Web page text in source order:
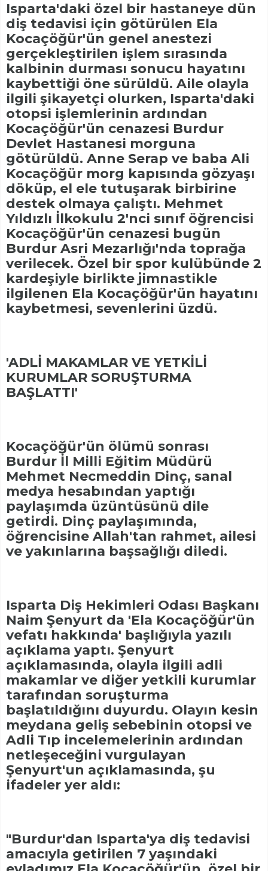
Isparta'daki özel bir hastaneye dün
diş tedavisi için götürülen Ela
Kocaçöğür'ün genel anestezi
gerçekleştirilen işlem sırasında
kalbinin durması sonucu hayatını
kaybettiği öne sürüldü. Aile olayla
ilgili şikayetçi olurken, Isparta'daki
otopsi işlemlerinin ardından
Kocaçöğür'ün cenazesi Burdur
Devlet Hastanesi morguna
götürüldü. Anne Serap ve baba Ali
Kocaçöğür morg kapısında gözyaşı
döküp, el ele tutuşarak birbirine
destek olmaya çalıştı. Mehmet
Yıldızlı İlkokulu 2'nci sınıf öğrencisi
Kocaçöğür'ün cenazesi bugün
Burdur Asri Mezarlığı'nda toprağa
verilecek. Özel bir spor kulübünde 2
kardeşiyle birlikte jimnastikle
ilgilenen Ela Kocaçöğür'ün hayatını
kaybetmesi, sevenlerini üzdü.
'ADLİ MAKAMLAR VE YETKİLİ
KURUMLAR SORUŞTURMA
BAŞLATTI'
Kocaçöğür'ün ölümü sonrası
Burdur İl Milli Eğitim Müdürü
Mehmet Necmeddin Dinç, sanal
medya hesabından yaptığı
paylaşımda üzüntüsünü dile
getirdi. Dinç paylaşımında,
öğrencisine Allah'tan rahmet, ailesi
ve yakınlarına başsağlığı diledi.
Isparta Diş Hekimleri Odası Başkanı
Naim Şenyurt da 'Ela Kocaçöğür'ün
vefatı hakkında' başlığıyla yazılı
açıklama yaptı. Şenyurt
açıklamasında, olayla ilgili adli
makamlar ve diğer yetkili kurumlar
tarafından soruşturma
başlatıldığını duyurdu. Olayın kesin
meydana geliş sebebinin otopsi ve
Adli Tıp incelemelerinin ardından
netleşeceğini vurgulayan
Şenyurt'un açıklamasında, şu
ifadeler yer aldı:
"Burdur'dan Isparta'ya diş tedavisi
amacıyla getirilen 7 yaşındaki